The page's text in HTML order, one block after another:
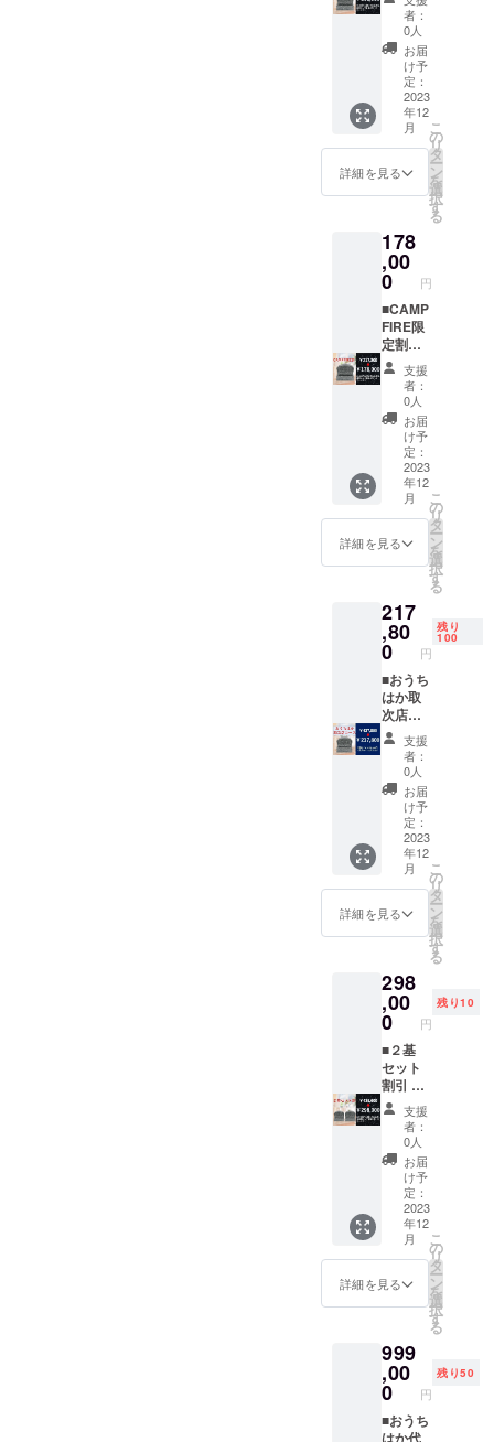
業名を
ご記入
くださ
い。写
真は
メール
に返信
の形で
送って
くださ
い。 ※
メール
援して
いただ
いた方
から順
次送ら
せてい
ただき
ます。
（掲載
期間１
年間２
０２４
年７月
末ま
で）
ンプ
レート
（以下
をコピ
ペし、●
部分６
か所を
埋めて
備考欄
にてお
伝えく
ださ
石の形
を３つ
から選
んでく
ださい
「空
風
花」→
●石の色
を選ん
でくだ
さい
「黒
レー
ピン
ク」→
●ご希望
される
彫刻の
記して
くださ
い。→
上
段
→下
段 (記入
例)上段
部「感
謝」
下段部
「南無
阿弥陀
仏」な
ど ● 書
体は、
楷書体 /
行書体 /
隷書体 /
ク体 / 草
書体 か
らお選
びいた
だけま
す。→
● 文字
色は、
白 / 黒 /
金 / 銀 /
彫りの
み(無色)
からお
選びい
ただけ
ます。
→ ※ 彫
刻でき
る文字
の字数
て ・
上段部
には日
本語2文
字(アル
ファ
８００
円→１
６８,０
００円
おうち
はか１
基 石の
形、
色、文
字をお
選びい
ただけ
早くで
き上が
れば予
定より
早くお
届けし
ます。
■注文テ
ンプ
レート
（以下
をコピ
ペし、●
部分６
か所を
埋めて
概要欄
にてお
伝えく
ださ
石の形
を３つ
から選
んでく
ださい
「空
風
花」→
●石の色
を選ん
でくだ
さい
「黒
レー
ピン
ク」→
●ご希望
される
彫刻の
記して
くださ
い。→
上
段
→下
段 (記入
例)上段
部「感
謝」
下段部
「南無
阿弥陀
仏」な
ど ● 書
体は、
楷書体 /
行書体 /
隷書体 /
ク体 / 草
書体 か
らお選
びいた
だけま
す。→
者：
0人
お届
け予
定：
2023
年12
月
詳細を見る
こ
の
リ
タ
ー
ン
を
選
択
す
る
178
,00
0 円
■CAMP
FIRE限
定割引
２１７,
８００
円→１
７８,０
００円
おうち
はか１
基 石の
形、
色、文
字をお
選びい
ただけ
早くで
き上が
れば予
定より
早くお
届けし
ます。
■注文テ
ンプ
レート
（以下
をコピ
ペし、●
部分６
か所を
埋めて
備考欄
にてお
伝えく
ださ
石の形
を３つ
から選
んでく
ださい
「空
風
花」→
●石の色
を選ん
でくだ
さい
「黒
レー
ピン
ク」→
●ご希望
される
彫刻の
記して
くださ
い。→
上
段
支援
者：
0人
お届
け予
定：
2023
年12
月
詳細を見る
こ
の
リ
タ
ー
ン
を
選
択
す
る
217
,80
0 円
残り
100
■おうち
はか取
次店
コー
ス 通
常４３
７,８０
０円→
２１７,
８００
円 お
うちは
か１基
（２１
７,８０
０円
次回発
注分よ
り 定価
の７
０％１
５２,４
６０円
で仕入
れて２
１７,８
００円
で販売
いただ
ける権
利で
す。 ※
見本で
受注生
産しま
すので
資金や
在庫不
要で
す。 ※
早くで
き上が
支援
者：
0人
お届
け予
定：
2023
年12
月
詳細を見る
こ
の
リ
タ
ー
ン
を
選
択
す
る
298
,00
0 円
残り10
■２基
セット
割引 ２
基を自
由に選
んでい
ただけ
ます ４
２５,６
００円
→２９
８,００
０円 １
２７,６
００円
お得で
くでき
上がれ
ば予定
より早
くお届
けしま
支援
者：
0人
お届
け予
定：
2023
年12
月
詳細を見る
こ
の
リ
タ
ー
ン
を
選
択
す
る
999
,00
0 円
残り50
■おうち
はか代